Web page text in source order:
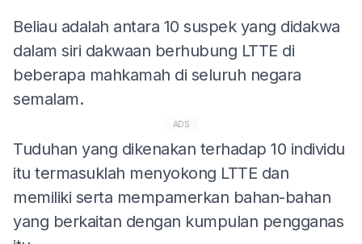
Beliau adalah antara 10 suspek yang didakwa
dalam siri dakwaan berhubung LTTE di
beberapa mahkamah di seluruh negara
semalam.
ADS
Tuduhan yang dikenakan terhadap 10 individu
itu termasuklah menyokong LTTE dan
memiliki serta mempamerkan bahan-bahan
yang berkaitan dengan kumpulan pengganas